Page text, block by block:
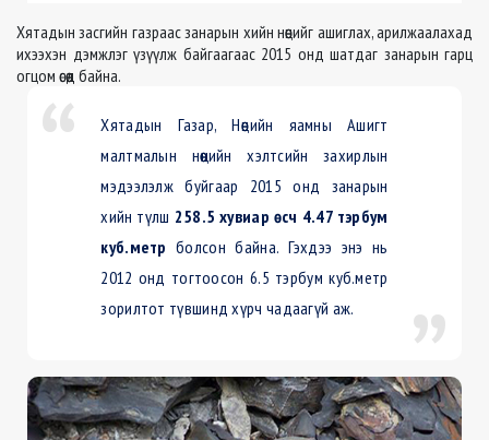
Хятадын засгийн газраас занарын хийн нөөцийг ашиглах, арилжаалахад
ихээхэн дэмжлэг үзүүлж байгаагаас 2015 онд шатдаг занарын гарц
огцом өсөөд байна.
Хятадын Газар, Нөөцийн яамны Ашигт
малтмалын нөөцийн хэлтсийн захирлын
мэдээлэлж буйгаар 2015 онд занарын
хийн түлш 258.5 хувиар өсч 4.47 тэрбум
куб.метр болсон байна. Гэхдээ энэ нь
2012 онд тогтоосон 6.5 тэрбум куб.метр
зорилтот түвшинд хүрч чадаагүй аж.